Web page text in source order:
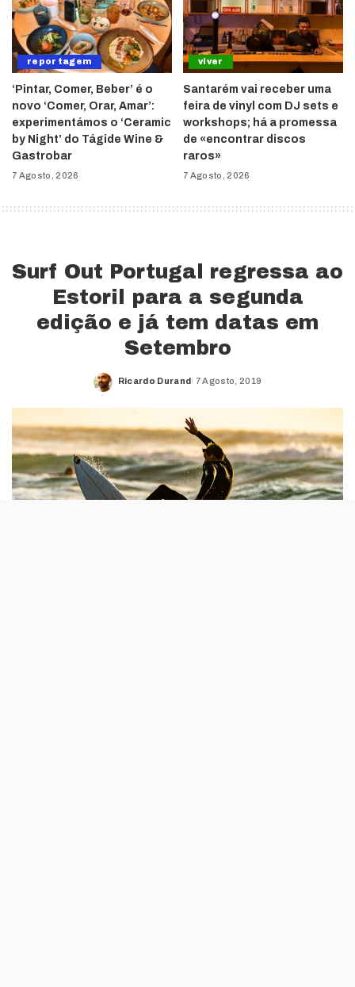
reportagem
‘Pintar, Comer, Beber’ é o
novo ‘Comer, Orar, Amar’:
experimentámos o ‘Ceramic
by Night’ do Tágide Wine &
Gastrobar
7 Agosto, 2026
viver
Santarém vai receber uma
feira de vinyl com DJ sets e
workshops; há a promessa
de «encontrar discos
raros»
7 Agosto, 2026
Surf Out Portugal regressa ao
Estoril para a segunda
edição e já tem datas em
Setembro
Posted
Ricardo Durand 7 Agosto, 2019